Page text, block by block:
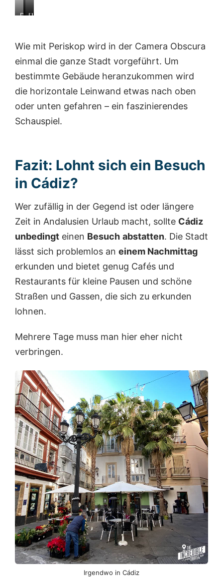
s
e
n
n
n
a
s
e
s
n
á
D
L
u
c
t
t
r
e
t
o
f
D
K
t
h
d
r
l
r
h
r
n
g
z
o
m
t
U
d
g
i
t
e
a
w
s
u
e
h
n
Wie mit Periskop wird in der Camera Obscura
einmal die ganze Stadt vorgeführt. Um
bestimmte Gebäude heranzukommen wird
die horizontale Leinwand etwas nach oben
oder unten gefahren – ein faszinierendes
Schauspiel.
Fazit: Lohnt sich ein Besuch
in Cádiz?
Wer zufällig in der Gegend ist oder längere
Zeit in Andalusien Urlaub macht, sollte Cádiz
unbedingt einen Besuch abstatten. Die Stadt
lässt sich problemlos an einem Nachmittag
erkunden und bietet genug Cafés und
Restaurants für kleine Pausen und schöne
Straßen und Gassen, die sich zu erkunden
lohnen.
Mehrere Tage muss man hier eher nicht
verbringen.
Irgendwo in Cádiz